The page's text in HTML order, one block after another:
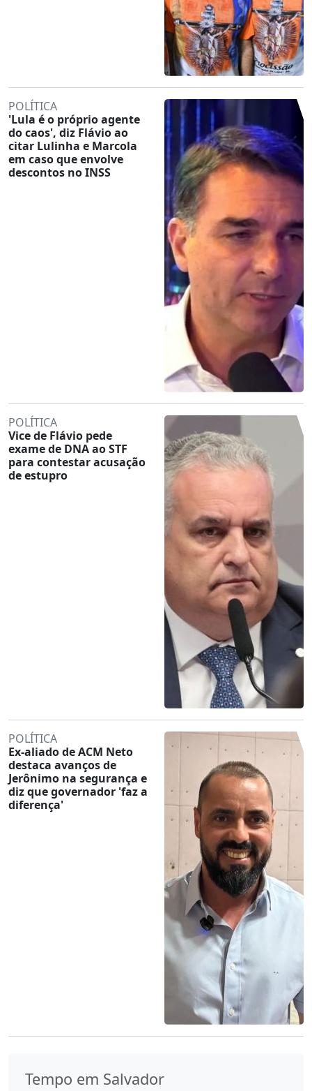
POLÍTICA
'Lula é o próprio agente
do caos', diz Flávio ao
citar Lulinha e Marcola
em caso que envolve
descontos no INSS
POLÍTICA
Vice de Flávio pede
exame de DNA ao STF
para contestar acusação
de estupro
POLÍTICA
Ex-aliado de ACM Neto
destaca avanços de
Jerônimo na segurança e
diz que governador 'faz a
diferença'
Tempo em Salvador